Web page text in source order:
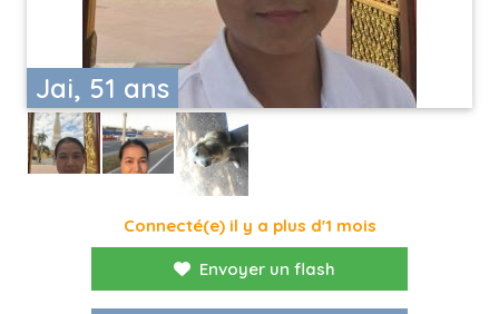
Jai, 51 ans
Connecté(e) il y a plus d'1 mois
Envoyer un flash